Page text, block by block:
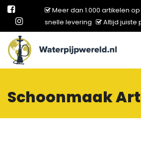
Meer dan 1.000 artikelen
snelle levering
Altijd juiste
Main Navigation
Schoonmaak